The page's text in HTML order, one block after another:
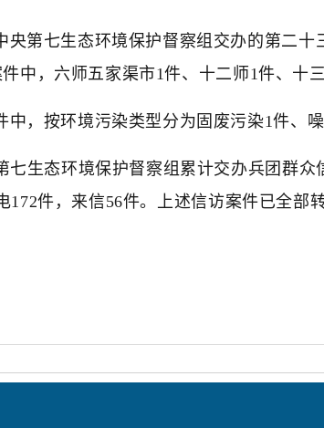
央第七生态环境保护督察组交办的第二
中，六师五家渠市1件、十二师1件、十
中，按环境污染类型分为固废污染1件、
七生态环境保护督察组累计交办兵团群众
172件，来信56件。上述信访案件已全部